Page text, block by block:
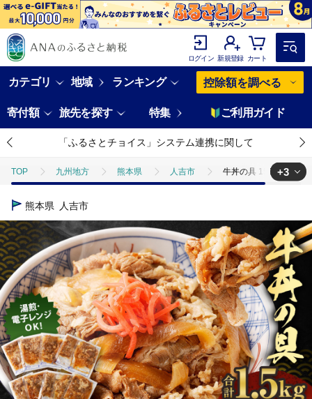
ログイン 新規登録 カート
カテゴリ 地域 ランキング 控除額を調べる
寄付額 旅先を探す 特集 ご利用ガイド
「ふるさとチョイス」システム連携に関して
TOP 九州地方 熊本県 人吉市 牛丼の具 150g×10パッ
TOP
TOP 肉 牛丼の具 150g×10パック 1.5kg
TOP 肉 牛肉 ほかの牛肉 牛丼の具 150g×10パック
+3
熊本県 人吉市